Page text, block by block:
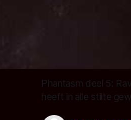
Phantasm deel 5:
heeft in alle stilte